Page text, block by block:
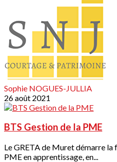
Sophie NOGUES-JULLIA
26 août 2021
BTS Gestion de la PME
Le GRETA de Muret démarre
PME en apprentissage, en...